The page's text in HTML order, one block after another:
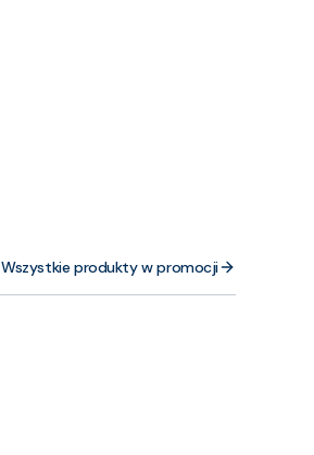
Wszystkie produkty w promocji